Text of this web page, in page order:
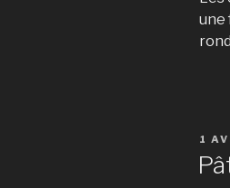
une
1